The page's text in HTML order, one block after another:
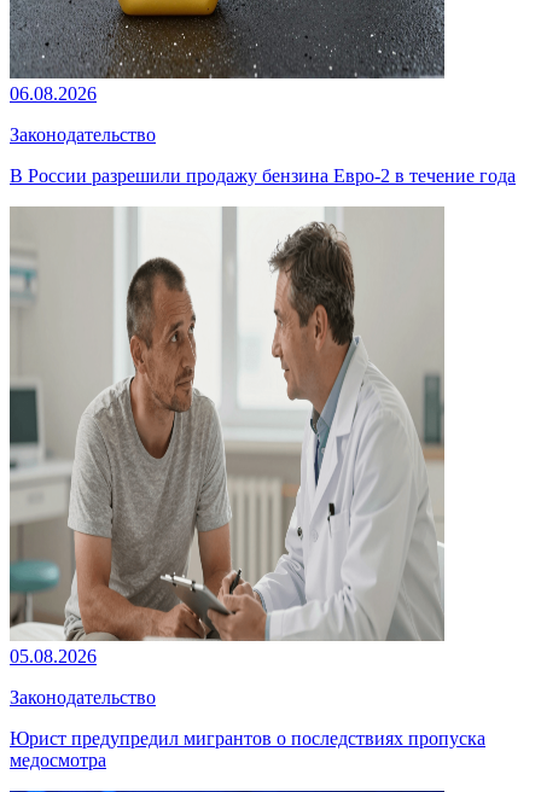
06.08.2026
Законодательство
В России разрешили продажу бензина Евро-2 в течение года
05.08.2026
Законодательство
Юрист предупредил мигрантов о последствиях пропуска
медосмотра